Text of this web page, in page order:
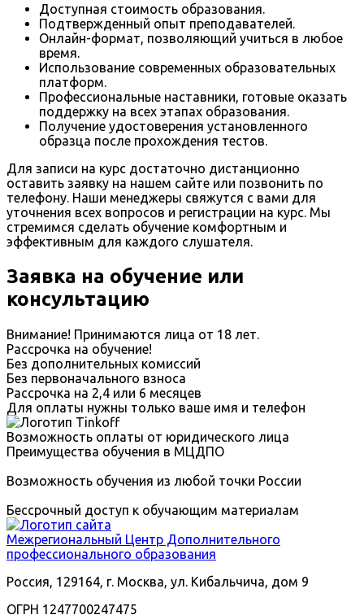
Доступная стоимость образования.
Подтвержденный опыт преподавателей.
Онлайн-формат, позволяющий учиться в любое
время.
Использование современных образовательных
платформ.
Профессиональные наставники, готовые оказать
поддержку на всех этапах образования.
Получение удостоверения установленного
образца после прохождения тестов.
Для записи на курс достаточно дистанционно
оставить заявку на нашем сайте или позвонить по
телефону. Наши менеджеры свяжутся с вами для
уточнения всех вопросов и регистрации на курс. Мы
стремимся сделать обучение комфортным и
эффективным для каждого слушателя.
Заявка на обучение или
консультацию
Внимание! Принимаются лица от 18 лет.
Рассрочка на обучение!
Без дополнительных комиссий
Без первоначального взноса
Рассрочка на 2,4 или 6 месяцев
Для оплаты нужны только ваше имя и телефон
Возможность оплаты от юридического лица
Преимущества обучения в МЦДПО
Возможность обучения из любой точки России
Бессрочный доступ к обучающим материалам
Межрегиональный Центр Дополнительного
профессионального образования
Россия, 129164, г. Москва, ул. Кибальчича, дом 9
ОГРН 1247700247475